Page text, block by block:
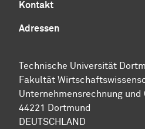
Kontakt
Adressen
Technische Universität
Fakultät
Unternehmensrechnung und
44221 Dortmund
DEUTSCHLAND